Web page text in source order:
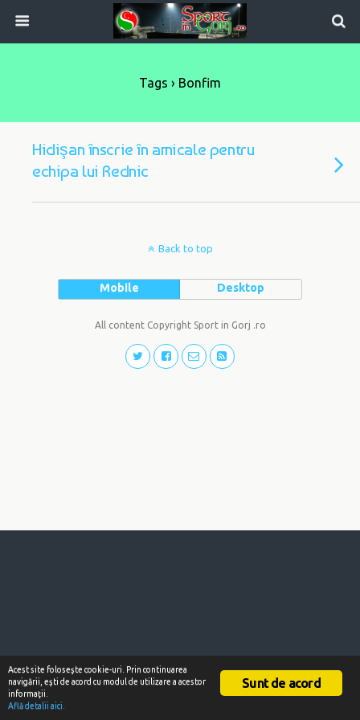
Tags › Bonfim
Hidişan înscrie în amicale pentru
echipa lui Rednic
Back to top
Mobile Desktop
All content Copyright Sport in Gorj .ro
Sunt de acord
Acest site foloseşte cookie-uri. Prin continuarea
navigării, eşti de acord cu modul de utilizare a acestor
informaţii.
Află detalii aici.